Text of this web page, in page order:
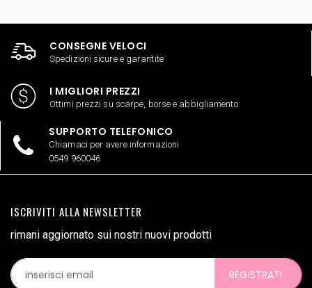
CONSEGNE VELOCI
Spedizioni sicure e garantite
I MIGLIORI PREZZI
Ottimi prezzi su scarpe, borse e abbigliamento
SUPPORTO TELEFONICO
Chiamaci per avere informazioni
0549 960046
ISCRIVITI ALLA NEWSLETTER
rimani aggiornato sui nostri nuovi prodotti
REGISTRATI